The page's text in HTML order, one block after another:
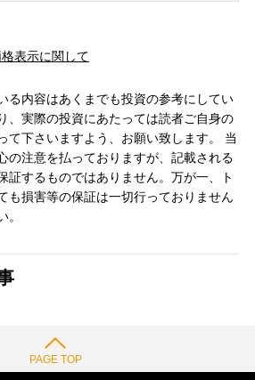
表示に関して
る内容はあくまでも投資の参考にしてい
、実際の投資にあたっては読者ご自身の
て下さいますよう、お願い致します。 当
の注意を払っておりますが、記載される
証するものではありません。万が一、ト
も損害等の保証は一切行っておりません
。
PAGE TOP